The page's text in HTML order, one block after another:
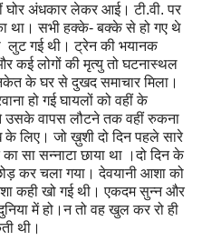
अंधकार लेकर आई। टी.वी. पर
था। सभी हक्के- बक्के से हो गए थे
लुट गई थी। ट्रेन की भयानक
कई लोगों की मृत्यु तो घटनास्थल
के घर से दुखद समाचार मिला।
हो गई घायलों को वहीं के
उसके वापस लौटने तक वहीं रुकना
लिए। जो ख़ुशी दो दिन पहले सारे
सा सन्नाटा छाया था ।दो दिन के
कर चला गया। देवयानी आशा को
कही खो गई थी। एकदम सुन्न और
में हो।न तो वह खुल कर रो ही
थी।